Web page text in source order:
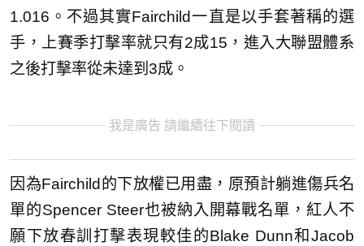
1.016。不過其實Fairchild一直是以手套著稱的選
手，上賽季打擊率就只有2成15，進入大聯盟體系
之後打擊率從未達到3成。
我是廣告 請繼續往下閱讀
因為Fairchild的下放權已用盡，原預計躺進傷兵名
單的Spencer Steer也被納入開幕戰名單，紅人不
願下放春訓打擊表現較佳的Blake Dunn和Jacob